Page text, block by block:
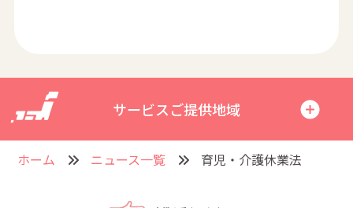
サービスご提供地域
ホーム ニュース一覧 育児・介護休業法